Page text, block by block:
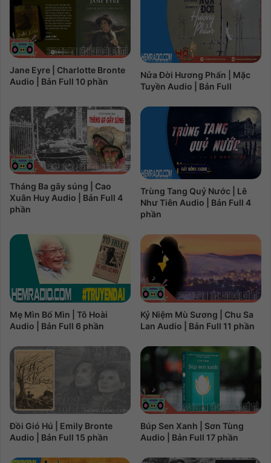
Jane Eyre | Charlotte Bronte
Audio | Bản Full 10 phần
Nửa Đời Hương Phấn | Mặc
Tuyền Audio | Bản Full
Tháng Ba gãy súng | Cao
Xuân Huy Audio | Bản Full 4
phần
Trùng Tang Quỷ Nước | Lê
Như Tiên Audio | Bản Full 4
phần
Mẹ Mìn Bố Mìn | Tô Hoài
Audio | Bản Full 6 phần
Kỷ Niệm Mù Sương | Chu Sa
Lan Audio | Bản Full 11 phần
Đồi Gió Hú | Emily Bronte
Audio | Bản Full 15 phần
Búp Sen Xanh | Sơn Tùng
Audio | Bản Full 17 phần